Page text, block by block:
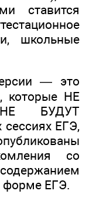
ставится
школьные
— это
которые НЕ
НЕ БУДУТ
ЕГЭ,
со
форме ЕГЭ.